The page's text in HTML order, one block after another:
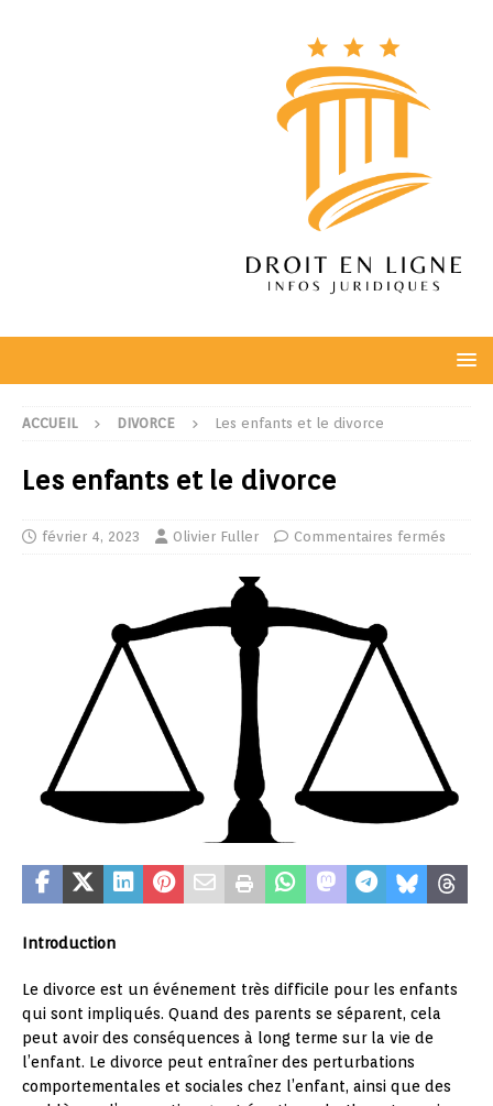
ACCUEIL DIVORCE Les enfants et le divorce
Les enfants et le divorce
février 4, 2023 Olivier Fuller Commentaires fermés
Introduction
Le divorce est un événement très difficile pour les enfants
qui sont impliqués. Quand des parents se séparent, cela
peut avoir des conséquences à long terme sur la vie de
l’enfant. Le divorce peut entraîner des perturbations
comportementales et sociales chez l’enfant, ainsi que des